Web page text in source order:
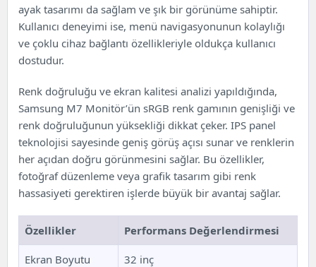
ayak tasarımı da sağlam ve şık bir görünüme sahiptir.
Kullanıcı deneyimi ise, menü navigasyonunun kolaylığı
ve çoklu cihaz bağlantı özellikleriyle oldukça kullanıcı
dostudur.
Renk doğruluğu ve ekran kalitesi analizi yapıldığında,
Samsung M7 Monitör’ün sRGB renk gamının genişliği ve
renk doğruluğunun yüksekliği dikkat çeker. IPS panel
teknolojisi sayesinde geniş görüş açısı sunar ve renklerin
her açıdan doğru görünmesini sağlar. Bu özellikler,
fotoğraf düzenleme veya grafik tasarım gibi renk
hassasiyeti gerektiren işlerde büyük bir avantaj sağlar.
Özellikler Performans Değerlendirmesi
Ekran Boyutu 32 inç